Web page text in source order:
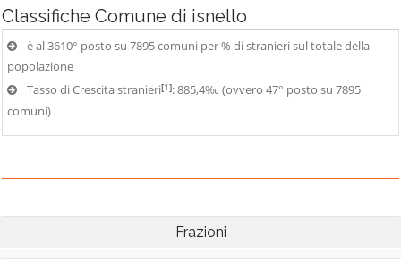
Classifiche Comune di isnello
è al 3610° posto su 7895 comuni per % di stranieri sul totale della
popolazione
Tasso di Crescita stranieri[1]: 885,4‰ (ovvero 47° posto su 7895
comuni)
Frazioni